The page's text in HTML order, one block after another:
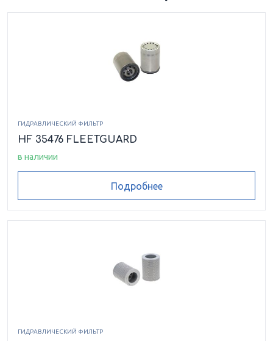
ГИДРАВЛИЧЕСКИЙ ФИЛЬТР
HF 35476 FLEETGUARD
в наличии
Подробнее
ГИДРАВЛИЧЕСКИЙ ФИЛЬТР